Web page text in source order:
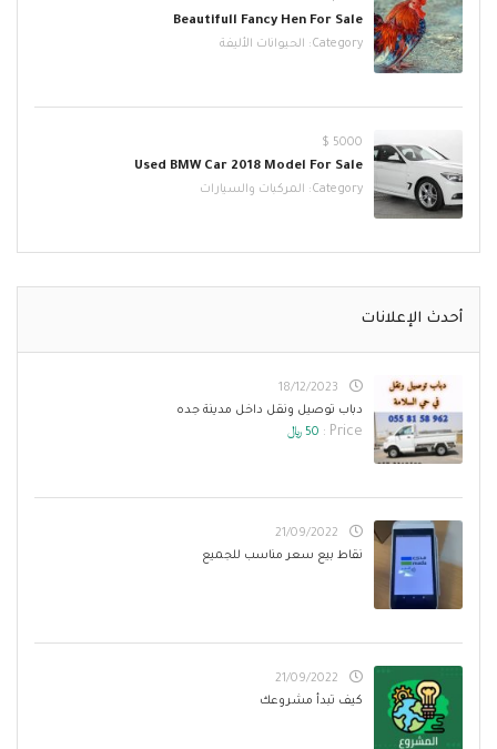
Beautifull Fancy Hen For Sale
Category: الحيوانات الأليفة
5000 $
Used BMW Car 2018 Model For Sale
Category: المركبات والسيارات
أحدث الإعلانات
18/12/2023
دباب توصيل ونقل داخل مدينة جده
Price : 50 ﷼
21/09/2022
نقاط بيع سعر مناسب للجميع
21/09/2022
كيف تبدأ مشروعك